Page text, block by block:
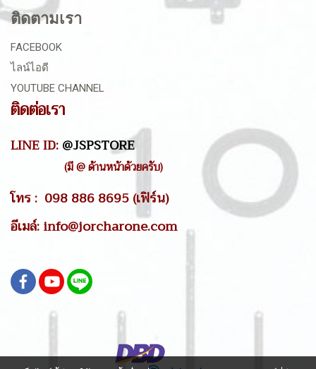
ติดตามเรา
FACEBOOK
ไลน์ไอดี
YOUTUBE CHANNEL
ติดต่อเรา
LINE ID:@JSPSTORE
(มี @ ด้านหน้าด้วยครับ)
โทร : 098 886 8695 (เฟิร์น)
อีเมล์: info@jorcharone.com